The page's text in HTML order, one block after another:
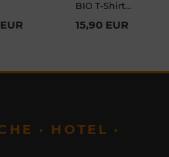
BIO T-Shirt
Essential
15,90 EUR
· HOTEL ·